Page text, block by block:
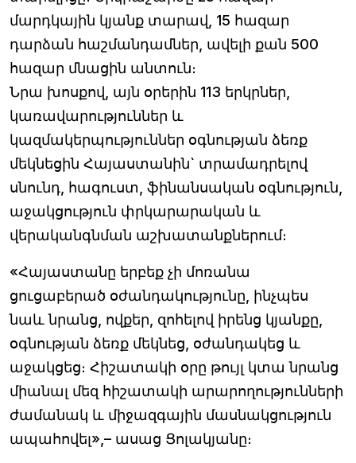
մարդկային կյանք տարավ, 15 հազար
դարձան հաշմանդամներ, ավելի քան 500
հազար մնացին անտուն։
Նրա խոսքով, այն օրերին 113 երկրներ,
կառավարություններ և
կազմակերպություններ օգնության ձեռք
մեկնեցին Հայաստանին` տրամադրելով
սնունդ, հագուստ, ֆինանսական օգնություն,
աջակցություն փրկարարական և
վերականգնման աշխատանքներում։
«Հայաստանը երբեք չի մոռանա
ցուցաբերած օժանդակությունը, ինչպես
նաև նրանց, ովքեր, զոհելով իրենց կյանքը,
օգնության ձեռք մեկնեց, օժանդակեց և
աջակցեց։ Հիշատակի օրը թույլ կտա նրանց
միանալ մեզ հիշատակի արարողությունների
ժամանակ և միջազգային մասնակցություն
ապահովել»,– ասաց Ցոլակյանը։